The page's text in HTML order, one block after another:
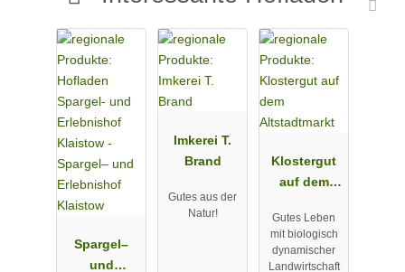
Spargel–
und
Imkerei T.
Brand
Gutes aus der
Natur!
Klostergut
auf dem
t
Gutes Leben
mit biologisch
dynamischer
Landwirtschaft